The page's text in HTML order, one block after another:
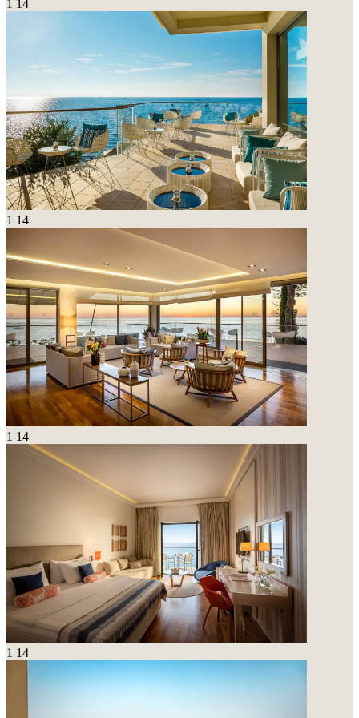
1 14
1 14
1 14
1 14